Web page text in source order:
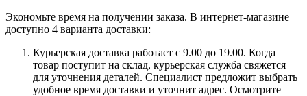
Экономьте время на получении заказа. В интернет-магазине
доступно 4 варианта доставки:
Курьерская доставка работает с 9.00 до 19.00. Когда
товар поступит на склад, курьерская служба свяжется
для уточнения деталей. Специалист предложит выбрать
удобное время доставки и уточнит адрес. Осмотрите